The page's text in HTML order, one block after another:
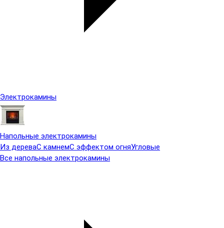
Электрокамины
Напольные электрокамины
Из дереваС камнемС эффектом огняУгловые
Все напольные электрокамины